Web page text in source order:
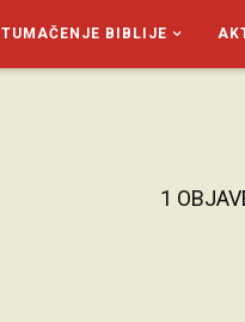
TUMAČENJE BIBLIJE
1